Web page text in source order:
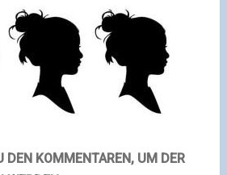
DEN KOMMENTAREN, UM DER